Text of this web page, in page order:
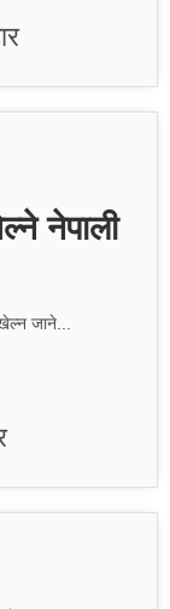
नेपाली
जाने...